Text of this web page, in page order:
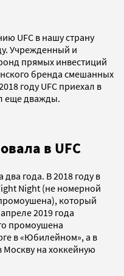
UFC в нашу страну
Учрежденный и
прямых инвестиций
бренда смешанных
году UFC приехал в
еще дважды.
в UFC
года. В 2018 году в
Night (не номерной
который
2019 года
промоушена
в «Юбилейном», а в
Москву на хоккейную